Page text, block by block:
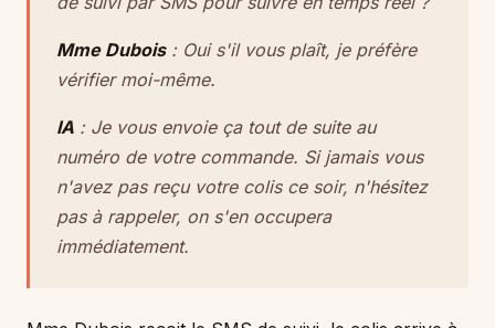
Mme Dubois: Oui s'il vous plaît, je préfère
vérifier moi-même.
IA : Je vous envoie ça tout de suite au
numéro de votre commande. Si jamais vous
n'avez pas reçu votre colis ce soir, n'hésitez
pas à rappeler, on s'en occupera
immédiatement.